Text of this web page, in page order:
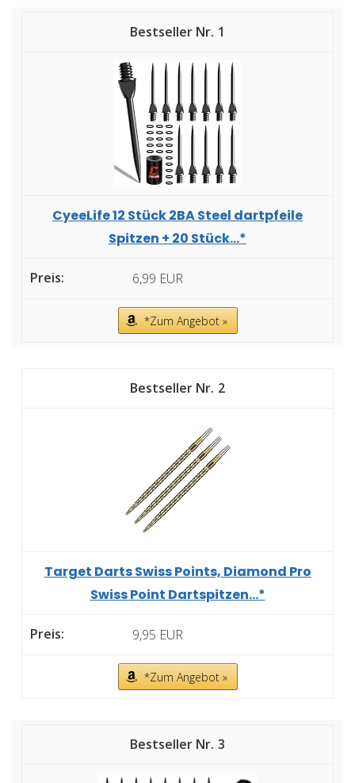
1
CyeeLife 12 Stück 2BA Steel dartpfeile
Spitzen + 20 Stück...*
6,99 EUR
*Zum Angebot »
2
Target Darts Swiss Points, Diamond Pro
Swiss Point Dartspitzen...*
9,95 EUR
*Zum Angebot »
3